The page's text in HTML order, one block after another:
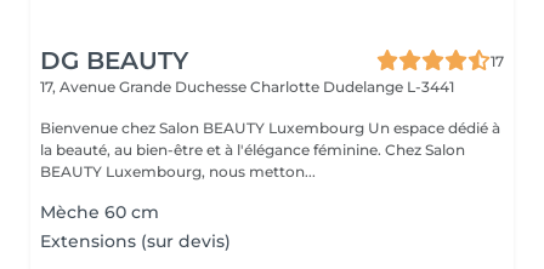
DG BEAUTY
17
17, Avenue Grande Duchesse Charlotte Dudelange L-3441
Bienvenue chez Salon BEAUTY Luxembourg Un espace dédié à
la beauté, au bien-être et à l'élégance féminine. Chez Salon
BEAUTY Luxembourg, nous metton...
Mèche 60 cm
Extensions (sur devis)